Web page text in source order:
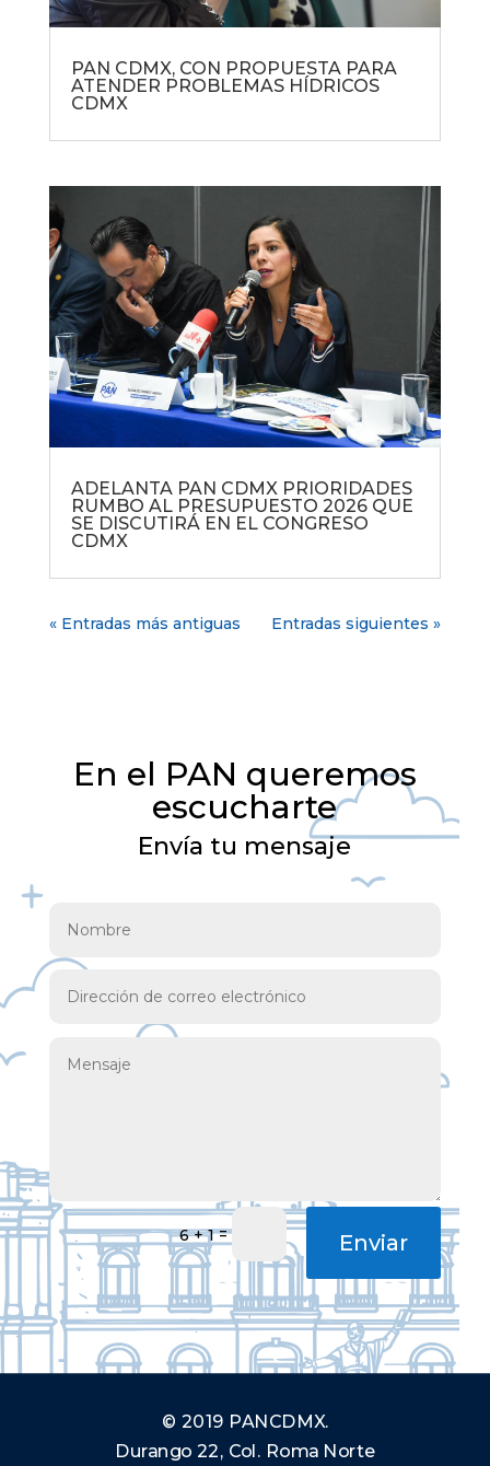
PAN CDMX, CON PROPUESTA PARA
ATENDER PROBLEMAS HÍDRICOS
CDMX
ADELANTA PAN CDMX PRIORIDADES
RUMBO AL PRESUPUESTO 2026 QUE
SE DISCUTIRÁ EN EL CONGRESO
CDMX
« Entradas más antiguas Entradas siguientes »
En el PAN queremos
escucharte
Envía tu mensaje
6 + 1= Enviar
© 2019 PANCDMX.
Durango 22, Col. Roma Norte